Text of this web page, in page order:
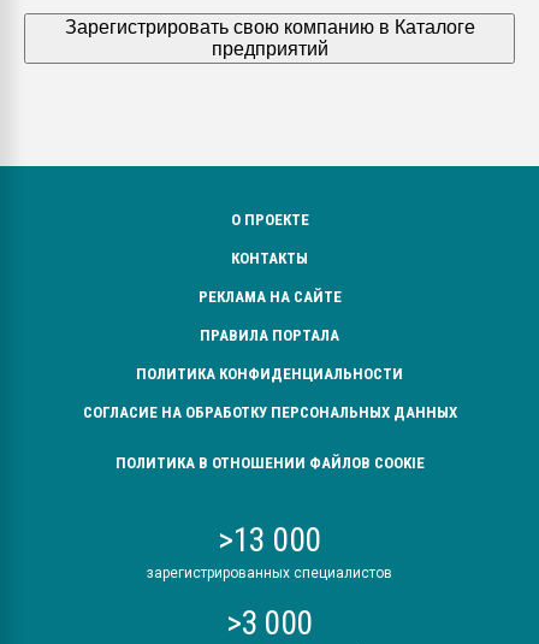
Зарегистрировать свою компанию в Каталоге
предприятий
О ПРОЕКТЕ
КОНТАКТЫ
РЕКЛАМА НА САЙТЕ
ПРАВИЛА ПОРТАЛА
ПОЛИТИКА КОНФИДЕНЦИАЛЬНОСТИ
СОГЛАСИЕ НА ОБРАБОТКУ ПЕРСОНАЛЬНЫХ ДАННЫХ
ПОЛИТИКА В ОТНОШЕНИИ ФАЙЛОВ COOKIE
>13 000
зарегистрированных специалистов
>3 000